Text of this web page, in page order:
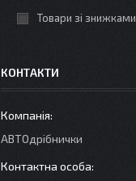
Товари зі знижками
КОНТАКТИ
АВТОдрібнички